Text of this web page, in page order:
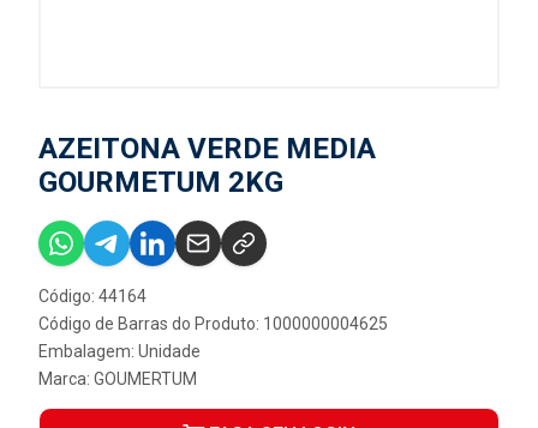
AZEITONA VERDE MEDIA
GOURMETUM 2KG
Código: 44164
Código de Barras do Produto: 1000000004625
Embalagem: Unidade
Marca: GOUMERTUM